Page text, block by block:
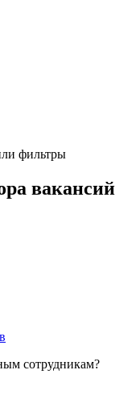
фильтры
вакансий
сотрудникам?